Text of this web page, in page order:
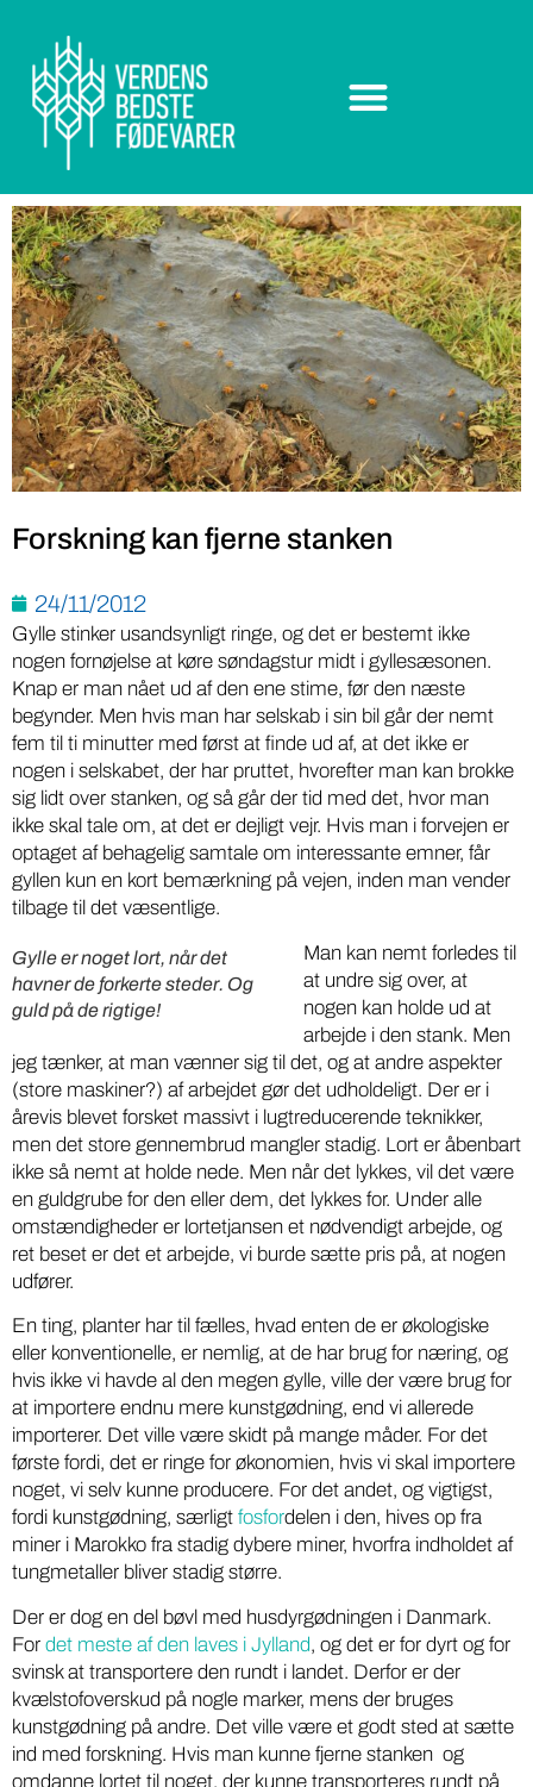
Forskning kan fjerne stanken
24/11/2012
Gylle stinker usandsynligt ringe, og det er bestemt ikke
nogen fornøjelse at køre søndagstur midt i gyllesæsonen.
Knap er man nået ud af den ene stime, før den næste
begynder. Men hvis man har selskab i sin bil går der nemt
fem til ti minutter med først at finde ud af, at det ikke er
nogen i selskabet, der har pruttet, hvorefter man kan brokke
sig lidt over stanken, og så går der tid med det, hvor man
ikke skal tale om, at det er dejligt vejr. Hvis man i forvejen er
optaget af behagelig samtale om interessante emner, får
gyllen kun en kort bemærkning på vejen, inden man vender
tilbage til det væsentlige.
Gylle er noget lort, når det
havner de forkerte steder. Og
guld på de rigtige!
Man kan nemt forledes til
at undre sig over, at
nogen kan holde ud at
arbejde i den stank. Men
jeg tænker, at man vænner sig til det, og at andre aspekter
(store maskiner?) af arbejdet gør det udholdeligt. Der er i
årevis blevet forsket massivt i lugtreducerende teknikker,
men det store gennembrud mangler stadig. Lort er åbenbart
ikke så nemt at holde nede. Men når det lykkes, vil det være
en guldgrube for den eller dem, det lykkes for. Under alle
omstændigheder er lortetjansen et nødvendigt arbejde, og
ret beset er det et arbejde, vi burde sætte pris på, at nogen
udfører.
En ting, planter har til fælles, hvad enten de er økologiske
eller konventionelle, er nemlig, at de har brug for næring, og
hvis ikke vi havde al den megen gylle, ville der være brug for
at importere endnu mere kunstgødning, end vi allerede
importerer. Det ville være skidt på mange måder. For det
første fordi, det er ringe for økonomien, hvis vi skal importere
noget, vi selv kunne producere. For det andet, og vigtigst,
fordi kunstgødning, særligt fosfordelen i den, hives op fra
miner i Marokko fra stadig dybere miner, hvorfra indholdet af
tungmetaller bliver stadig større.
Der er dog en del bøvl med husdyrgødningen i Danmark.
For det meste af den laves i Jylland, og det er for dyrt og for
svinsk at transportere den rundt i landet. Derfor er der
kvælstofoverskud på nogle marker, mens der bruges
kunstgødning på andre. Det ville være et godt sted at sætte
ind med forskning. Hvis man kunne fjerne stanken og
omdanne lortet til noget, der kunne transporteres rundt på